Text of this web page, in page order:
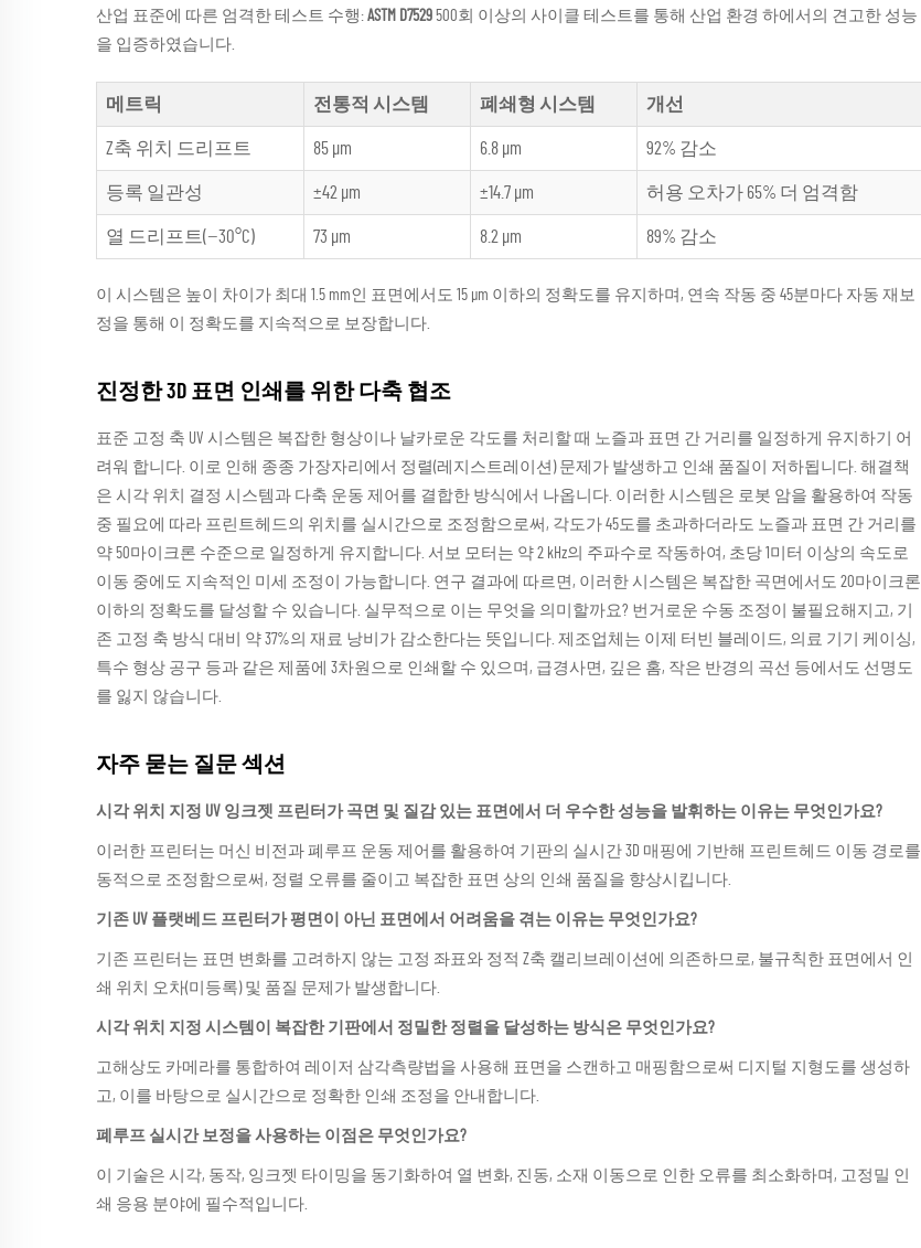
산업 표준에 따른 엄격한 테스트 수행: ASTM D7529 500회 이상의 사이클 테스트를 통해 산업 환경 하에서의 견고한 성능
을 입증하였습니다.
메트릭 전통적 시스템 폐쇄형 시스템 개선
Z축 위치 드리프트 85 µm 6.8 µm 92% 감소
등록 일관성 ±42 µm ±14.7 µm 허용 오차가 65% 더 엄격함
열 드리프트(−30°C) 73 µm 8.2 µm 89% 감소
이 시스템은 높이 차이가 최대 1.5 mm인 표면에서도 15 µm 이하의 정확도를 유지하며, 연속 작동 중 45분마다 자동 재보
정을 통해 이 정확도를 지속적으로 보장합니다.
진정한 3D 표면 인쇄를 위한 다축 협조
표준 고정 축 UV 시스템은 복잡한 형상이나 날카로운 각도를 처리할 때 노즐과 표면 간 거리를 일정하게 유지하기 어
려워 합니다. 이로 인해 종종 가장자리에서 정렬(레지스트레이션) 문제가 발생하고 인쇄 품질이 저하됩니다. 해결책
은 시각 위치 결정 시스템과 다축 운동 제어를 결합한 방식에서 나옵니다. 이러한 시스템은 로봇 암을 활용하여 작동
중 필요에 따라 프린트헤드의 위치를 실시간으로 조정함으로써, 각도가 45도를 초과하더라도 노즐과 표면 간 거리를
약 50마이크론 수준으로 일정하게 유지합니다. 서보 모터는 약 2 kHz의 주파수로 작동하여, 초당 1미터 이상의 속도로
이동 중에도 지속적인 미세 조정이 가능합니다. 연구 결과에 따르면, 이러한 시스템은 복잡한 곡면에서도 20마이크론
이하의 정확도를 달성할 수 있습니다. 실무적으로 이는 무엇을 의미할까요? 번거로운 수동 조정이 불필요해지고, 기
존 고정 축 방식 대비 약 37%의 재료 낭비가 감소한다는 뜻입니다. 제조업체는 이제 터빈 블레이드, 의료 기기 케이싱,
특수 형상 공구 등과 같은 제품에 3차원으로 인쇄할 수 있으며, 급경사면, 깊은 홈, 작은 반경의 곡선 등에서도 선명도
를 잃지 않습니다.
자주 묻는 질문 섹션
시각 위치 지정 UV 잉크젯 프린터가 곡면 및 질감 있는 표면에서 더 우수한 성능을 발휘하는 이유는 무엇인가요?
이러한 프린터는 머신 비전과 폐루프 운동 제어를 활용하여 기판의 실시간 3D 매핑에 기반해 프린트헤드 이동 경로를
동적으로 조정함으로써, 정렬 오류를 줄이고 복잡한 표면 상의 인쇄 품질을 향상시킵니다.
기존 UV 플랫베드 프린터가 평면이 아닌 표면에서 어려움을 겪는 이유는 무엇인가요?
기존 프린터는 표면 변화를 고려하지 않는 고정 좌표와 정적 Z축 캘리브레이션에 의존하므로, 불규칙한 표면에서 인
쇄 위치 오차(미등록) 및 품질 문제가 발생합니다.
시각 위치 지정 시스템이 복잡한 기판에서 정밀한 정렬을 달성하는 방식은 무엇인가요?
고해상도 카메라를 통합하여 레이저 삼각측량법을 사용해 표면을 스캔하고 매핑함으로써 디지털 지형도를 생성하
고, 이를 바탕으로 실시간으로 정확한 인쇄 조정을 안내합니다.
폐루프 실시간 보정을 사용하는 이점은 무엇인가요?
이 기술은 시각, 동작, 잉크젯 타이밍을 동기화하여 열 변화, 진동, 소재 이동으로 인한 오류를 최소화하며, 고정밀 인
쇄 응용 분야에 필수적입니다.